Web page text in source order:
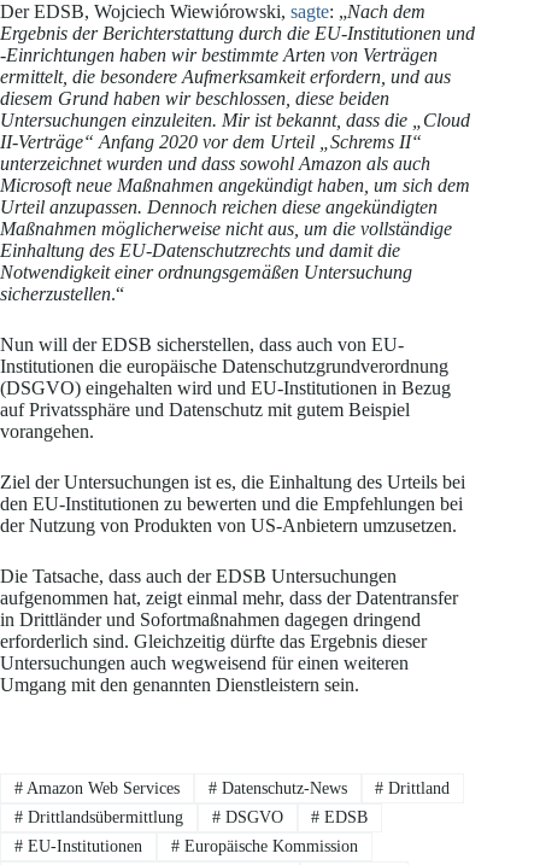
Der EDSB, Wojciech Wiewiórowski, sagte: „Nach dem
Ergebnis der Berichterstattung durch die EU-Institutionen und
-Einrichtungen haben wir bestimmte Arten von Verträgen
ermittelt, die besondere Aufmerksamkeit erfordern, und aus
diesem Grund haben wir beschlossen, diese beiden
Untersuchungen einzuleiten. Mir ist bekannt, dass die „Cloud
II-Verträge“ Anfang 2020 vor dem Urteil „Schrems II“
unterzeichnet wurden und dass sowohl Amazon als auch
Microsoft neue Maßnahmen angekündigt haben, um sich dem
Urteil anzupassen. Dennoch reichen diese angekündigten
Maßnahmen möglicherweise nicht aus, um die vollständige
Einhaltung des EU-Datenschutzrechts und damit die
Notwendigkeit einer ordnungsgemäßen Untersuchung
sicherzustellen.“
Nun will der EDSB sicherstellen, dass auch von EU-
Institutionen die europäische Datenschutzgrundverordnung
(DSGVO) eingehalten wird und EU-Institutionen in Bezug
auf Privatssphäre und Datenschutz mit gutem Beispiel
vorangehen.
Ziel der Untersuchungen ist es, die Einhaltung des Urteils bei
den EU-Institutionen zu bewerten und die Empfehlungen bei
der Nutzung von Produkten von US-Anbietern umzusetzen.
Die Tatsache, dass auch der EDSB Untersuchungen
aufgenommen hat, zeigt einmal mehr, dass der Datentransfer
in Drittländer und Sofortmaßnahmen dagegen dringend
erforderlich sind. Gleichzeitig dürfte das Ergebnis dieser
Untersuchungen auch wegweisend für einen weiteren
Umgang mit den genannten Dienstleistern sein.
#Amazon Web Services #Datenschutz-News # Drittland
#Drittlandsübermittlung #DSGVO # EDSB
#EU-Institutionen #Europäische Kommission